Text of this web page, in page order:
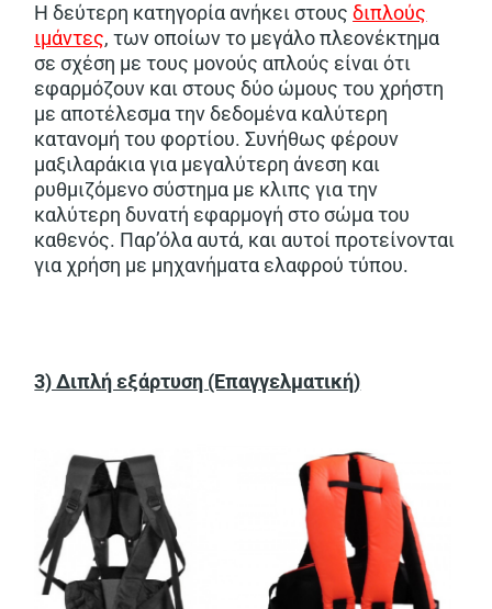
Η δεύτερη κατηγορία ανήκει στουςδιπλούς
ιμάντες, των οποίων το μεγάλο πλεονέκτημα
σε σχέση με τους μονούς απλούς είναι ότι
εφαρμόζουν και στους δύο ώμους του χρήστη
με αποτέλεσμα την δεδομένα καλύτερη
κατανομή του φορτίου. Συνήθως φέρουν
μαξιλαράκια για μεγαλύτερη άνεση και
ρυθμιζόμενο σύστημα με κλιπς για την
καλύτερη δυνατή εφαρμογή στο σώμα του
καθενός. Παρ’όλα αυτά, και αυτοί προτείνονται
για χρήση με μηχανήματα ελαφρού τύπου.
3) Διπλή εξάρτυση (Επαγγελματική)